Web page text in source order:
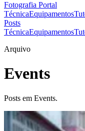
Fotografia Portal
TécnicaEquipamentos
Posts
TécnicaEquipamentos
Arquivo
Events
Posts em Events.